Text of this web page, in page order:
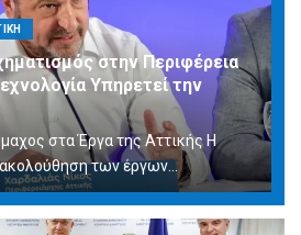
στην Περιφέρεια
Υπηρετεί την
στα Έργα της Αττικής Η
των έργων...